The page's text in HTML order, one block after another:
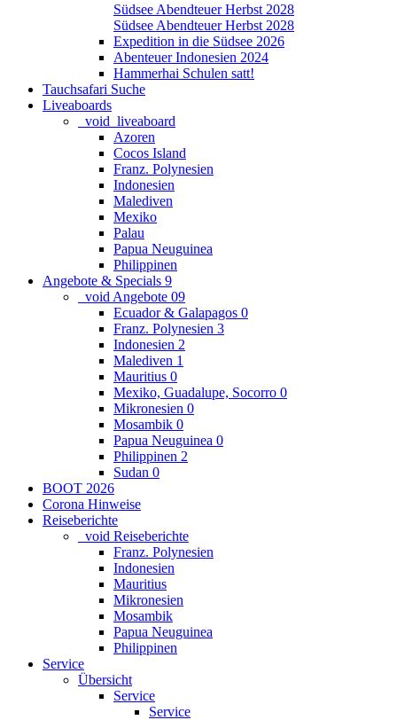
Südsee Abendteuer Herbst 2028
Südsee Abendteuer Herbst 2028
Expedition in die Südsee 2026
Abenteuer Indonesien 2024
Hammerhai Schulen satt!
Tauchsafari Suche
Liveaboards
_void_liveaboard
Azoren
Cocos Island
Franz. Polynesien
Indonesien
Malediven
Mexiko
Palau
Papua Neuguinea
Philippinen
Angebote & Specials 9
_void Angebote 09
Ecuador & Galapagos 0
Franz. Polynesien 3
Indonesien 2
Malediven 1
Mauritius 0
Mexiko, Guadalupe, Socorro 0
Mikronesien 0
Mosambik 0
Papua Neuguinea 0
Philippinen 2
Sudan 0
BOOT 2026
Corona Hinweise
Reiseberichte
_void Reiseberichte
Franz. Polynesien
Indonesien
Mauritius
Mikronesien
Mosambik
Papua Neuguinea
Philippinen
Service
Übersicht
Service
Service